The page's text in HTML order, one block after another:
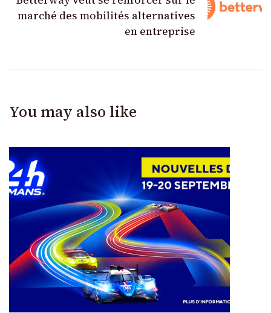
marché des mobilités alternatives
en entreprise
You may also like